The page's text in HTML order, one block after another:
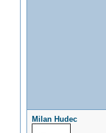
Milan Hudec